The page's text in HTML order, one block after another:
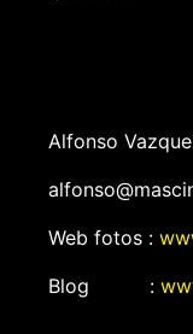
Alfonso
Web fotos :
Blog :